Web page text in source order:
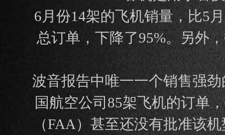
6月份14架的飞机销量，比5
总订单，下降了95%。另外
波音报告中唯一一个销售强
国航空公司85架飞机的订单
（FAA）甚至还没有批准该